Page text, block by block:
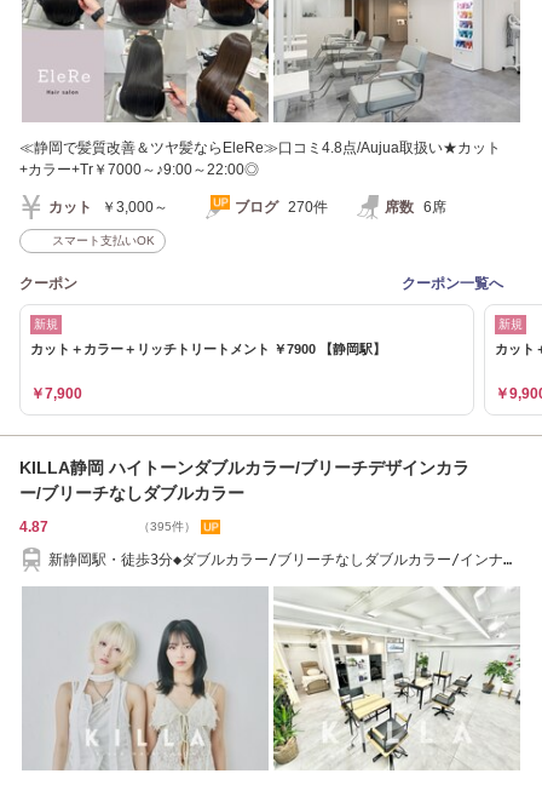
≪静岡で髪質改善＆ツヤ髪ならEleRe≫口コミ4.8点/Aujua取扱い★カット
+カラー+Tr￥7000～♪9:00～22:00◎
カット ￥3,000～ ブログ 270件 席数 6席
スマート支払いOK
クーポン クーポン一覧へ
新規
カット＋カラー＋リッチトリートメント ￥7900 【静岡駅】
￥7,900
新規
カット
￥
KILLA静岡 ハイトーンダブルカラー/ブリーチデザインカラ
ー/ブリーチなしダブルカラー
4.87 （395件）
新静岡駅・徒歩3分◆ダブルカラー/ブリーチなしダブルカラー/インナー